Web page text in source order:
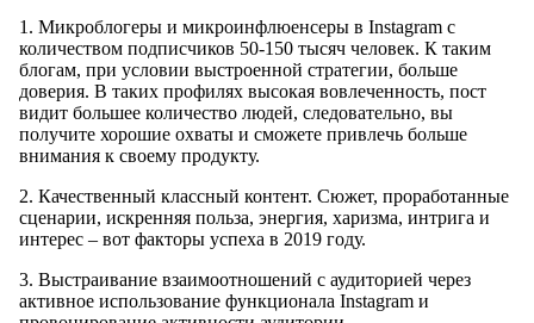
1. Микроблогеры и микроинфлюенсеры в Instagram с
количеством подписчиков 50-150 тысяч человек. К таким
блогам, при условии выстроенной стратегии, больше
доверия. В таких профилях высокая вовлеченность, пост
видит большее количество людей, следовательно, вы
получите хорошие охваты и сможете привлечь больше
внимания к своему продукту.
2. Качественный классный контент. Сюжет, проработанные
сценарии, искренняя польза, энергия, харизма, интрига и
интерес – вот факторы успеха в 2019 году.
3. Выстраивание взаимоотношений с аудиторией через
активное использование функционала Instagram и